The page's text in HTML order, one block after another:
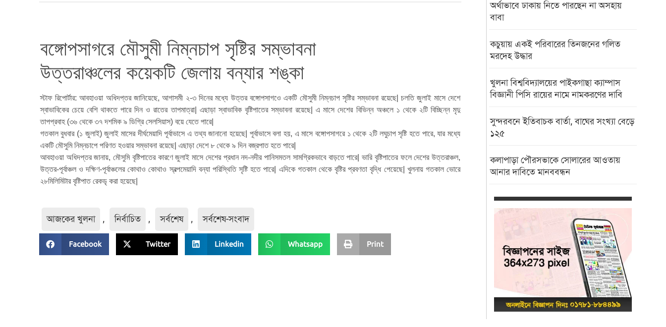
বঙ্গোপসাগরে মৌসুমী নিম্নচাপ সৃষ্টির সম্ভাবনা
উত্তরাঞ্চলের কয়েকটি জেলায় বন্যার শঙ্কা
স্টাফ রিপোর্টার: আবহাওয়া অধিদপ্তর জানিয়েছে, আগাসমী ২-৩ দিনের মধ্যে উত্তর বঙ্গোপসাগওে একটি মৌসুমী নিম্নচাপ সৃষ্টির সম্ভাবনা রয়েছে| চলতি জুলাই মাসে দেশে
স্বাভাবিকের চেয়ে বেশি থাকতে পারে দিন ও রাতের তাপমাত্রা| এছাড়া স্বাভাবিক বৃষ্টিপাতের সম্ভাবনা রয়েছে| এ মাসে দেশের বিভিন্ন অঞ্চলে ১ থেকে ২টি বিচ্ছিন্ন মৃদু
তাপপ্রবাহ (৩৬ থেকে ৩৭ দশমিক ৯ ডিগ্রি সেলসিয়াস) বয়ে যেতে পারে|
গতকাল বুধবার (১ জুলাই) জুলাই মাসের দীর্ঘমেয়াদি পূর্বাভাসে এ তথ্য জানানো হয়েছে| পূর্বাভাসে বলা হয়, এ মাসে বঙ্গোপসাগরে ১ থেকে ২টি লঘুচাপ সৃষ্টি হতে পারে, যার মধ্যে
একটি মৌসুমি নিম্নচাপে পরিণত হওয়ার সম্ভাবনা রয়েছে| এছাড়া দেশে ৮ থেকে ৯ দিন বজ্রপাত হতে পারে|
আবহাওয়া অধিদপ্তর জানায়, মৌসুমি বৃষ্টিপাতের কারণে জুলাই মাসে দেশের প্রধান নদ-নদীর পানিসমতল সামগ্রিকভাবে বাড়তে পারে| ভারি বৃষ্টিপাতের ফলে দেশের উত্তরাঞ্চল,
উত্তর-পূর্বাঞ্চল ও দক্ষিণ-পূর্বাঞ্চলের কোথাও কোথাও স্বল্পমেয়াদি বন্যা পরিস্থিতি সৃষ্টি হতে পারে| এদিকে গতকাল থেকে বৃষ্টির প্রবণতা বৃদ্ধি পেয়েছে| খুলনায় গতকাল ভোরে
২৮মিলিমিটার বৃষ্টিপাত রেকডৃ করা হয়েছে|
আজকের খুলনা , নির্বাচিত , সর্বশেষ , সর্বশেষ-সংবাদ
Facebook Twitter Linkedin Whatsapp Print
অর্থাভাবে ঢাকায় নিতে পারছেন না অসহায়
বাবা
কচুয়ায় একই পরিবারের তিনজনের গলিত
মরদেহ উদ্ধার
খুলনা বিশ্ববিদ্যালয়ের পাইকগাছা ক্যাম্পাস
বিজ্ঞানী পিসি রায়ের নামে নামকরণের দাবি
সুন্দরবনে ইতিবাচক বার্তা, বাঘের সংখ্যা বেড়ে
১২৫
কলাপাড়া পৌরসভাকে সোলারের আওতায়
আনার দাবিতে মানববন্ধন